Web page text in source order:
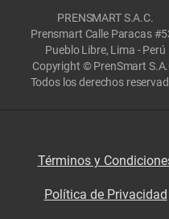
PRENSMART S.A.C.
Prensmart Calle Paracas
Pueblo Libre, Lima - Perú
Copyright © PrenSmart
Todos los derechos
Términos y
Política de Privacidad